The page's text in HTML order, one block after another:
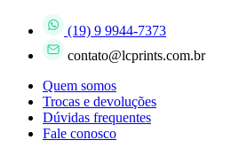
(19) 9 9944-7373
contato@lcprints.com.br
Quem somos
Trocas e devoluções
Dúvidas frequentes
Fale conosco